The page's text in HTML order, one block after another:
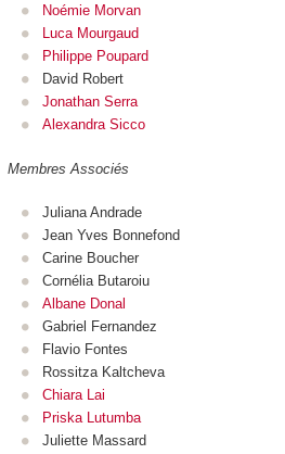
Noémie Morvan
Luca Mourgaud
Philippe Poupard
David Robert
Jonathan Serra
Alexandra Sicco
Membres Associés
Juliana Andrade
Jean Yves Bonnefond
Carine Boucher
Cornélia Butaroiu
Albane Donal
Gabriel Fernandez
Flavio Fontes
Rossitza Kaltcheva
Chiara Lai
Priska Lutumba
Juliette Massard